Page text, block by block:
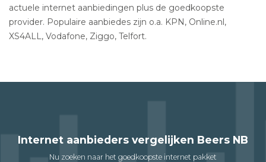
actuele internet aanbiedingen plus de goedkoopste
provider. Populaire aanbiedes zijn o.a. KPN, Online.nl,
XS4ALL, Vodafone, Ziggo, Telfort.
Internet aanbieders vergelijken Beers NB
Nu zoeken naar het goedkoopste internet pakket